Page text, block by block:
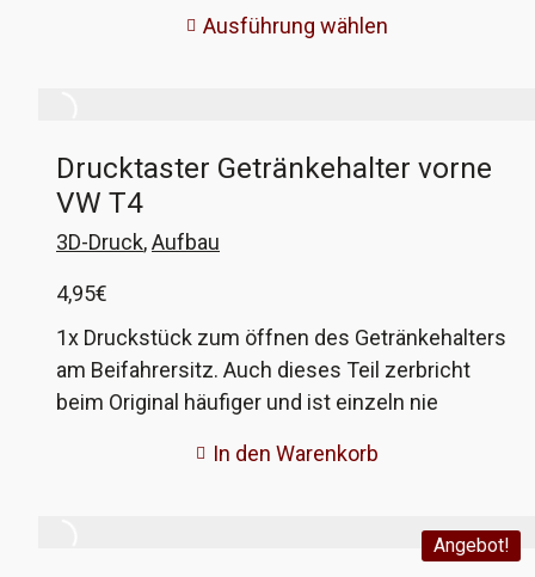
wählen, nur Filter oder Filter mit Ventilset. VW
Ausführung wählen
Drucktaster Getränkehalter vorne
VW T4
3D-Druck,Aufbau
4,95€
1x Druckstück zum öffnen des Getränkehalters
am Beifahrersitz. Auch dieses Teil zerbricht
beim Original häufiger und ist einzeln nie
3D-Druckes ist das heute kein Problem mehr
In den Warenkorb
Angebot!